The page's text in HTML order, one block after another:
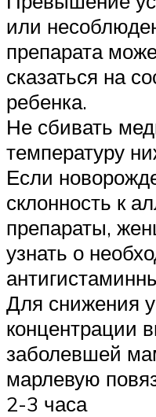
или
препарата
сказаться на
ребенка.
Не сбивать
температуру
Если
склонность к
препараты,
узнать о
Для снижения
концентрации
заболевшей
марлевую
2-3 часа